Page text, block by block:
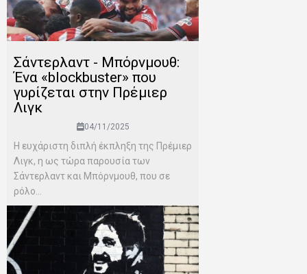
Σάντερλαντ - Μπόρνμουθ:
Ένα «blockbuster» που
γυρίζεται στην Πρέμιερ
Λιγκ
04/11/2025
Η ευχάριστη διπλή έκπληξη της Πρέμιερ
Λιγκ, η ως τώρα παρουσία των
Σάντερλαντ και Μπόρνμουθ, που σε
ρόλο...